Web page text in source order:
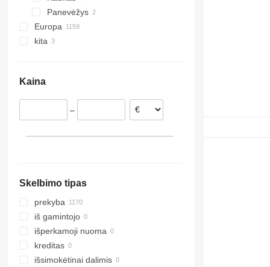
FL 280
FL611
FM12
FM13
Panevėžys
Europa
Portugalija
Lenkija
kita
Kaina
–
Skelbimo tipas
prekyba
iš gamintojo
išperkamoji nuoma
kreditas
išsimokėtinai dalimis